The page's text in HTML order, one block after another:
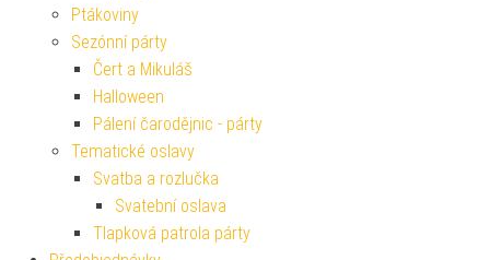
Ptákoviny
Sezónní párty
Čert a Mikuláš
Halloween
Pálení čarodějnic - párty
Tematické oslavy
Svatba a rozlučka
Svatební oslava
Tlapková patrola párty